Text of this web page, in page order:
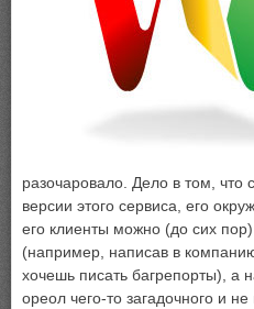
разочаровало. Дело в том, что
версии этого сервиса, его
его клиенты можно (до сих
(например, написав в
хочешь писать багрепорты), а
ореол чего-то загадочного и